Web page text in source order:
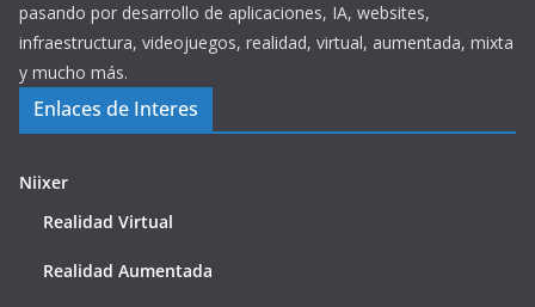
pasando por desarrollo de aplicaciones, IA, websites,
infraestructura, videojuegos, realidad, virtual, aumentada, mixta
y mucho más.
Enlaces de Interes
Niixer
Realidad Virtual
Realidad Aumentada